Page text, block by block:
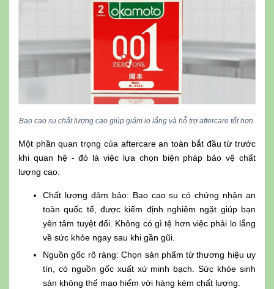
Bao cao su chất lượng cao giúp giảm lo lắng và hỗ trợ aftercare tốt hơn.
Một phần quan trọng của aftercare an toàn bắt đầu từ trước
khi quan hệ - đó là việc lựa chọn biện pháp bảo vệ chất
lượng cao.
Chất lượng đảm bảo: Bao cao su có chứng nhận an
toàn quốc tế, được kiểm định nghiêm ngặt giúp bạn
yên tâm tuyệt đối. Không có gì tệ hơn việc phải lo lắng
về sức khỏe ngay sau khi gần gũi.
Nguồn gốc rõ ràng: Chọn sản phẩm từ thương hiệu uy
tín, có nguồn gốc xuất xứ minh bạch. Sức khỏe sinh
sản không thể mạo hiểm với hàng kém chất lượng.